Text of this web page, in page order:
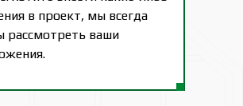
в проект, мы всегда
рассмотреть ваши